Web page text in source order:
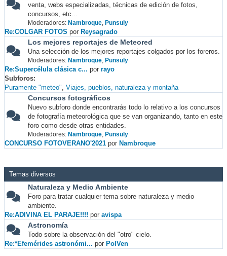
venta, webs especializadas, técnicas de edición de fotos,
concursos, etc...
Moderadores: Nambroque, Punsuly
Re:COLGAR FOTOS por Reysagrado
Los mejores reportajes de Meteored
Una selección de los mejores reportajes colgados por los foreros.
Moderadores: Nambroque, Punsuly
Re:Supercélula clásica c... por rayo
Subforos
Puramente "meteo" Viajes, pueblos, naturaleza y montaña
Concursos fotográficos
Nuevo subforo donde encontrarás todo lo relativo a los concursos
de fotografía meteorológica que se van organizando, tanto en este
foro como desde otras entidades.
Moderadores: Nambroque, Punsuly
CONCURSO FOTOVERANO'2021 por Nambroque
Temas diversos
Naturaleza y Medio Ambiente
Foro para tratar cualquier tema sobre naturaleza y medio
ambiente.
Re:ADIVINA EL PARAJE!!!! por avispa
Astronomía
Todo sobre la observación del "otro" cielo.
Re:*Efemérides astronómi... por PolVen